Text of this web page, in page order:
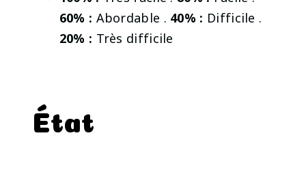
60% : Abordable . 40% : Difficile .
20% : Très difficile
État